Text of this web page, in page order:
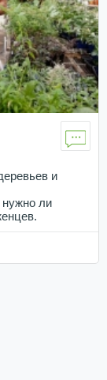
и
нужно ли